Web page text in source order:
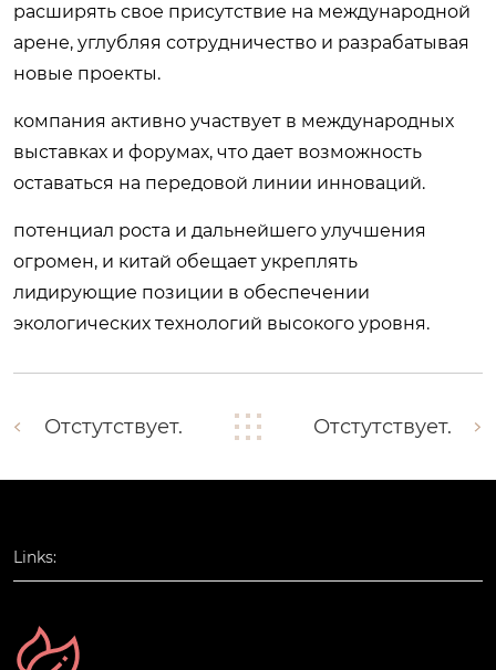
расширять свое присутствие на международной
арене, углубляя сотрудничество и разрабатывая
новые проекты.
компания активно участвует в международных
выставках и форумах, что дает возможность
оставаться на передовой линии инноваций.
потенциал роста и дальнейшего улучшения
огромен, и китай обещает укреплять
лидирующие позиции в обеспечении
экологических технологий высокого уровня.
Отстутствует. Отстутствует.
Links: